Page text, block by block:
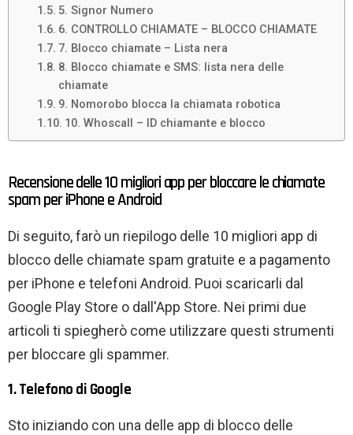
5. Signor Numero
6. CONTROLLO CHIAMATE – BLOCCO CHIAMATE
7. Blocco chiamate – Lista nera
8. Blocco chiamate e SMS: lista nera delle
chiamate
9. Nomorobo blocca la chiamata robotica
10. Whoscall – ID chiamante e blocco
Recensione delle 10 migliori app per bloccare le chiamate
spam per iPhone e Android
Di seguito, farò un riepilogo delle 10 migliori app di
blocco delle chiamate spam gratuite e a pagamento
per iPhone e telefoni Android. Puoi scaricarli dal
Google Play Store o dall'App Store. Nei primi due
articoli ti spiegherò come utilizzare questi strumenti
per bloccare gli spammer.
1. Telefono di Google
Sto iniziando con una delle app di blocco delle